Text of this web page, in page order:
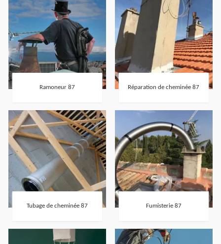
Ramoneur 87 Réparation de cheminée 87
Tubage de cheminée 87 Fumisterie 87